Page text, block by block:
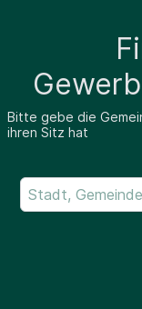
Bitte gebe die
ihren Sitz hat